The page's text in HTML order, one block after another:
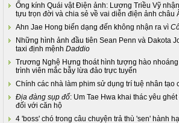
Ống kính Quái vật Điện ảnh: Lương Triều Vỹ
tựu trọn đời và chia sẻ về vai diễn điện ảnh châu
Ahn Jae Hong biến dạng đến không nhận ra vì
Những hình ảnh đầu tiên Sean Penn và Dakota
taxi định mệnh Daddio
Trương Nghệ Hưng thoát hình tượng hào
trình viên mắc bẫy lừa đảo trực tuyến
Chính các nhà làm phim sử dụng trí tuệ nhân tạo
Địa đàng sụp đổ: Um Tae Hwa khai thác yêu
đối với căn hộ
4 'boss' chó trong câu chuyện trả thù 'sen' hành